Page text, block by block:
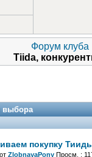
Форум клуба
Tiida,
выбора
покупку
от ZlobnayaPony Просм. :